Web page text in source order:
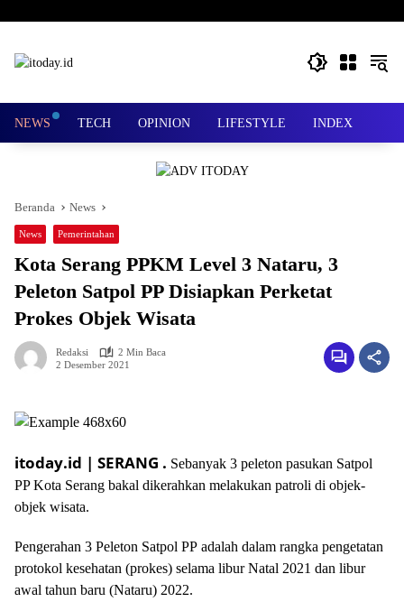
NEWS TECH OPINION LIFESTYLE INDEX
Beranda News
News Pemerintahan
Kota Serang PPKM Level 3 Nataru, 3
Peleton Satpol PP Disiapkan Perketat
Prokes Objek Wisata
Redaksi
2 Min Baca
2 Desember 2021
itoday.id | SERANG . Sebanyak 3 peleton pasukan Satpol
PP Kota Serang bakal dikerahkan melakukan patroli di objek-
objek wisata.
Pengerahan 3 Peleton Satpol PP adalah dalam rangka pengetatan
protokol kesehatan (prokes) selama libur Natal 2021 dan libur
awal tahun baru (Nataru) 2022.